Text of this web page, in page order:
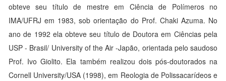
obteve seu título de mestre em Ciência de Polímeros no
IMA/UFRJ em 1983, sob orientação do Prof. Chaki Azuma. No
ano de 1992 ela obteve seu título de Doutora em Ciências pela
USP - Brasil/ University of the Air -Japão, orientada pelo saudoso
Prof. Ivo Giolito. Ela também realizou dois pós-doutorados na
Cornell University/USA (1998), em Reologia de Polissacarídeos e